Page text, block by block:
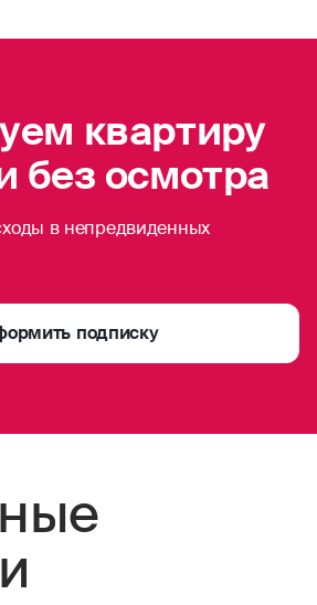
квартиру
без осмотра
в непредвиденных
подписку